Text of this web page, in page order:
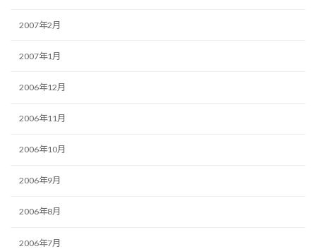
2007年2月
2007年1月
2006年12月
2006年11月
2006年10月
2006年9月
2006年8月
2006年7月